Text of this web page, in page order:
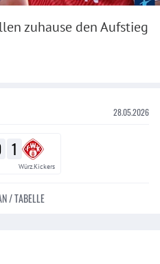
zuhause den Aufstieg
28.05.2026
1
Würz.Kickers
/ TABELLE